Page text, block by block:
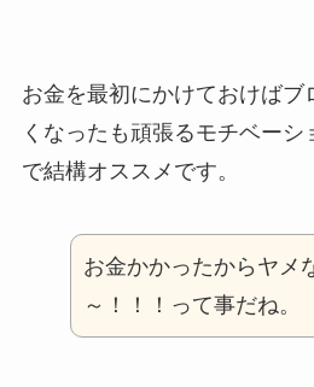
お金を最初にかけておけばブ
くなったも頑張るモチベー
で結構オススメです。
お金かかったからヤメ
～！！！って事だね。